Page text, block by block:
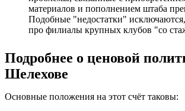
материалов и пополнением штаба
Подобные "недостатки" исключаются,
про филиалы крупных клубов "со
Подробнее о ценовой
Шелехове
Основные положения на этот счёт таковы: